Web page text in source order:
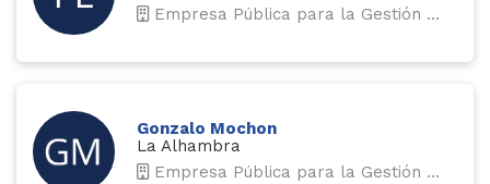
Empresa Pública para la Gestión del Turismo y del Deporte de Andalucía
Gonzalo Mochon
La Alhambra
Empresa Pública para la Gestión del Turismo y del Deporte de Andalucía